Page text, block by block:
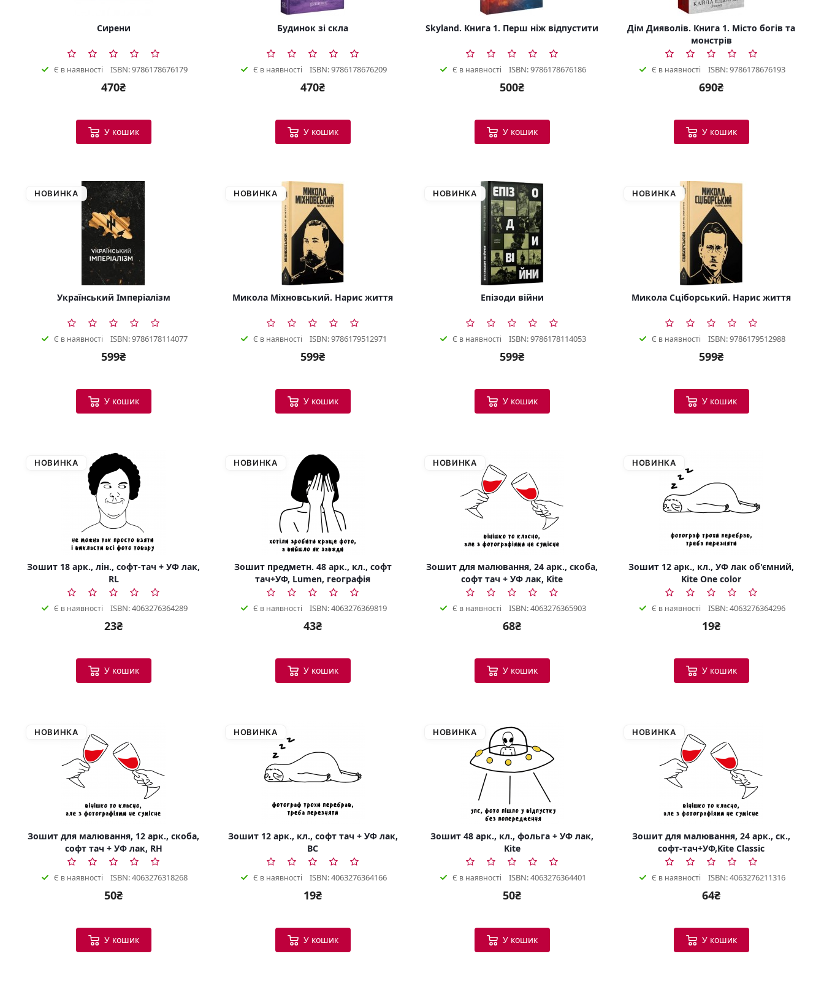
Сирени
Є в наявності ISBN: 9786178676179
470₴
У кошик
Будинок зі скла
Є в наявності ISBN: 9786178676209
470₴
У кошик
Skyland. Книга 1. Перш ніж відпустити
Є в наявності ISBN: 9786178676186
500₴
У кошик
Дім Дияволів. Книга 1. Місто богів та
монстрів
Є в наявності ISBN: 9786178676193
690₴
У кошик
НОВИНКА
Український Імперіалізм
Є в наявності ISBN: 9786178114077
599₴
У кошик
НОВИНКА
Микола Міхновський. Нарис життя
Є в наявності ISBN: 9786179512971
599₴
У кошик
НОВИНКА
Епізоди війни
Є в наявності ISBN: 9786178114053
599₴
У кошик
НОВИНКА
Микола Сціборський. Нарис життя
Є в наявності ISBN: 9786179512988
599₴
У кошик
НОВИНКА
Зошит 18 арк., лін., софт-тач + УФ лак,
RL
Є в наявності ISBN: 4063276364289
23₴
У кошик
НОВИНКА
Зошит предметн. 48 арк., кл., софт
тач+УФ, Lumen, географія
Є в наявності ISBN: 4063276369819
43₴
У кошик
НОВИНКА
Зошит для малювання, 24 арк., скоба,
софт тач + УФ лак, Kite
Є в наявності ISBN: 4063276365903
68₴
У кошик
НОВИНКА
Зошит 12 арк., кл., УФ лак об'ємний,
Kite One color
Є в наявності ISBN: 4063276364296
19₴
У кошик
НОВИНКА
Зошит для малювання, 12 арк., скоба,
софт тач + УФ лак, RH
Є в наявності ISBN: 4063276318268
50₴
У кошик
НОВИНКА
Зошит 12 арк., кл., софт тач + УФ лак,
BC
Є в наявності ISBN: 4063276364166
19₴
У кошик
НОВИНКА
Зошит 48 арк., кл., фольга + УФ лак,
Kite
Є в наявності ISBN: 4063276364401
50₴
У кошик
НОВИНКА
Зошит для малювання, 24 арк., ск.,
софт-тач+УФ,Kite Classic
Є в наявності ISBN: 4063276211316
64₴
У кошик